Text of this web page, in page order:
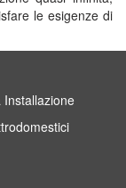
le esigenze di
Installazione